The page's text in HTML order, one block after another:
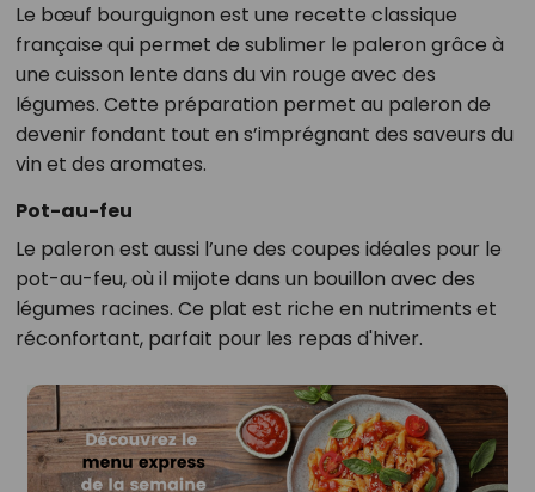
Le bœuf bourguignon est une recette classique
française qui permet de sublimer le paleron grâce à
une cuisson lente dans du vin rouge avec des
légumes. Cette préparation permet au paleron de
devenir fondant tout en s’imprégnant des saveurs du
vin et des aromates.
Pot-au-feu
Le paleron est aussi l’une des coupes idéales pour le
pot-au-feu, où il mijote dans un bouillon avec des
légumes racines. Ce plat est riche en nutriments et
réconfortant, parfait pour les repas d'hiver.